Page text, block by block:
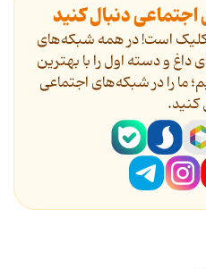
اجتماعی دنبال کنید
کلیک است! در همه شبکه‌های
و دسته اول را با بهترین
ما را در شبکه‌های اجتماعی
کنید.